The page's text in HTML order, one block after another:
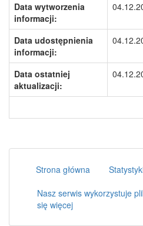
Data wytworzenia
informacji:
Data udostępnienia
informacji:
Data ostatniej
aktualizacji:
Strona główna
Nasz serwis wykorzystuje
się więcej